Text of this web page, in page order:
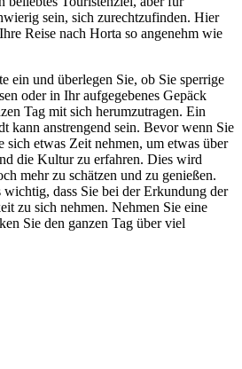
sein, sich zurechtzufinden. Hier
Reise nach Horta so angenehm wie
ein und überlegen Sie, ob Sie sperrige
oder in Ihr aufgegebenes Gepäck
Tag mit sich herumzutragen. Ein
kann anstrengend sein. Bevor wenn Sie
sich etwas Zeit nehmen, um etwas über
die Kultur zu erfahren. Dies wird
mehr zu schätzen und zu genießen.
dass Sie bei der Erkundung der
zu sich nehmen. Nehmen Sie eine
Sie den ganzen Tag über viel